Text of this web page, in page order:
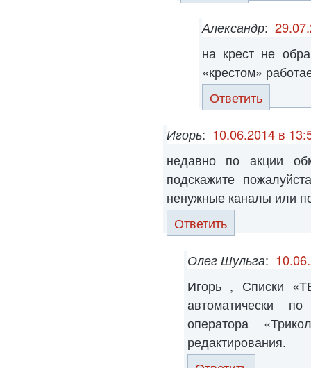
Александр:
на крест не
«крестом»
Ответить
Игорь: 10.06.2014 в
недавно по акции
подскажите
ненужные каналы или
Ответить
Олег Шульга:
Игорь , Списки
автоматически
оператора
редактирования.